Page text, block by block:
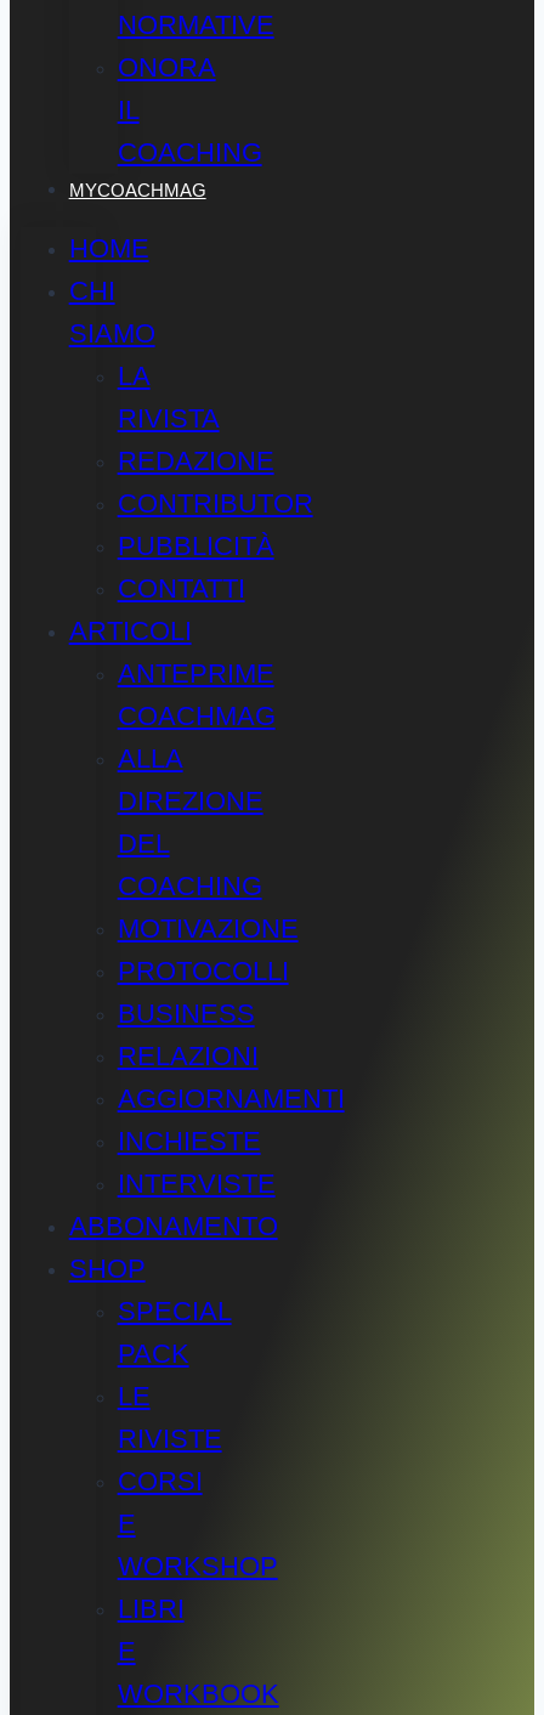
NORMATIVE
ONORA
IL
COACHING
MYCOACHMAG
HOME
CHI
SIAMO
LA
RIVISTA
REDAZIONE
CONTRIBUTOR
PUBBLICITÀ
CONTATTI
ARTICOLI
ANTEPRIME
COACHMAG
ALLA
DIREZIONE
DEL
COACHING
MOTIVAZIONE
PROTOCOLLI
BUSINESS
RELAZIONI
AGGIORNAMENTI
INCHIESTE
INTERVISTE
ABBONAMENTO
SHOP
SPECIAL
PACK
LE
RIVISTE
CORSI
E
WORKSHOP
LIBRI
E
WORKBOOK